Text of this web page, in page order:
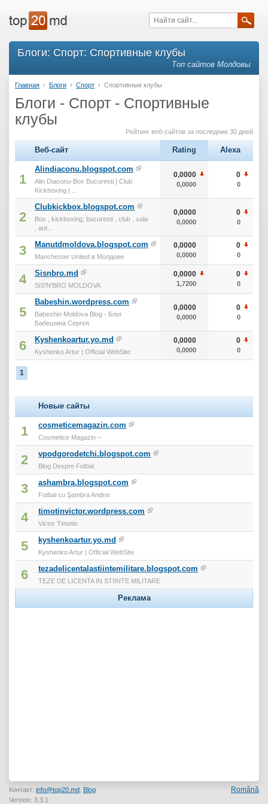
Блоги: Спорт: Спортивные клубы
Топ сайтов Молдовы
Главная › Блоги › Спорт › Спортивные клубы
Блоги - Спорт - Спортивные
клубы
Рейтинг веб-сайтов за последние 30 дней
Веб-сайт Rating Alexa
1
Alindiaconu.blogspot.com
Alin Diaconu-Box Bucuresti | Club
Kickboxing | ...
0,0000
0,0000
0
0
2
Clubkickbox.blogspot.com
Box , kickboxing, bucuresti , club , sala
, ant...
0,0000
0,0000
0
0
3 Manutdmoldova.blogspot.com
Manchester United в Молдове
0,0000
0,0000
0
0
4 Sisnbro.md
SIS'N'BRO MOLDOVA
0,0000
1,7200
0
0
5
Babeshin.wordpress.com
Babeshin Moldova Blog - Блог
Бабешина Сергея
0,0000
0,0000
0
0
6 Kyshenkoartur.yo.md
Kyshenko Artur | Official WebSite
0,0000
0,0000
0
0
1
Новые сайты
1 cosmeticemagazin.com
Cosmetice Magazin –
2 vpodgorodetchi.blogspot.com
Blog Despre Fotbal.
3 ashambra.blogspot.com
Fotbal cu Şambra Andrei
4 timotinvictor.wordpress.com
Victor Timotin
5 kyshenkoartur.yo.md
Kyshenko Artur | Official WebSite
6 tezadelicentalastiintemilitare.blogspot.com
TEZE DE LICENTA IN STIINTE MILITARE
Реклама
Контакт: info@top20.md Blog
Version: 3.3.1
Română